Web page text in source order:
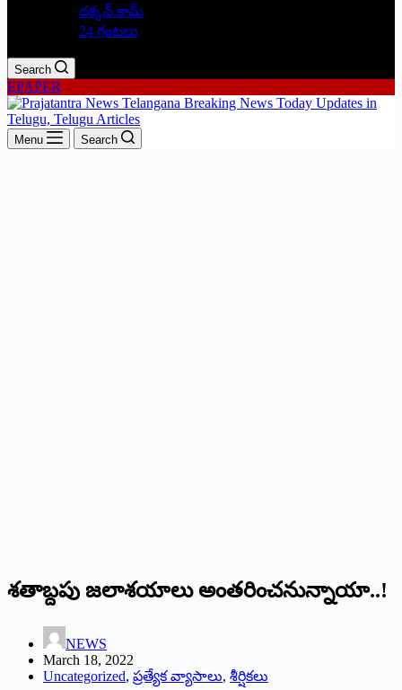
దక్కన్.కామ్
24 గంటలు
Search
EPAPER
Menu Search
శతాబ్దపు జలాశయాలు అంతరించనున్నాయా..!
NEWS
March 18, 2022
Uncategorized, ప్రత్యేక వ్యాసాలు, శీర్షికలు